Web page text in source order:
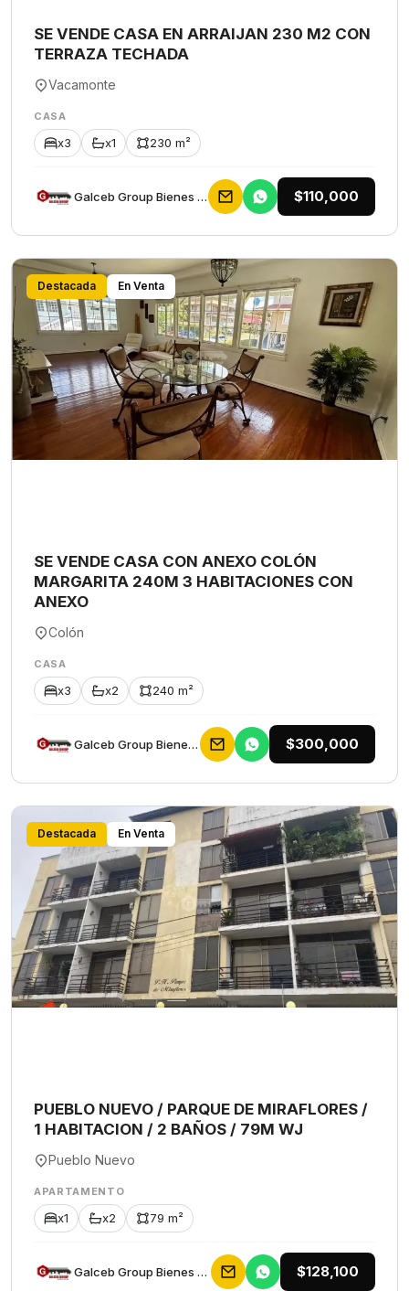
SE VENDE CASA EN ARRAIJAN 230 M2 CON
TERRAZA TECHADA
Vacamonte
CASA
x3 x1 230 m²
Galceb Group Bienes Raices $110,000
Destacada En Venta
SE VENDE CASA CON ANEXO COLÓN
MARGARITA 240M 3 HABITACIONES CON
ANEXO
Colón
CASA
x3 x2 240 m²
Galceb Group Bienes Raices $300,000
Destacada En Venta
PUEBLO NUEVO / PARQUE DE MIRAFLORES /
1 HABITACION / 2 BAÑOS / 79M WJ
Pueblo Nuevo
APARTAMENTO
x1 x2 79 m²
Galceb Group Bienes Raices $128,100